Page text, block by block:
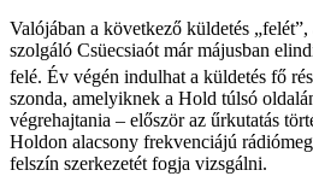
Valójában a következő küldetés
szolgáló Csüecsiaót már májusban
felé. Év végén indulhat a küldetés fő
szonda, amelyiknek a Hold túlsó
végrehajtania – először az űrkutatás
Holdon alacsony frekvenciájú
felszín szerkezetét fogja vizsgálni.